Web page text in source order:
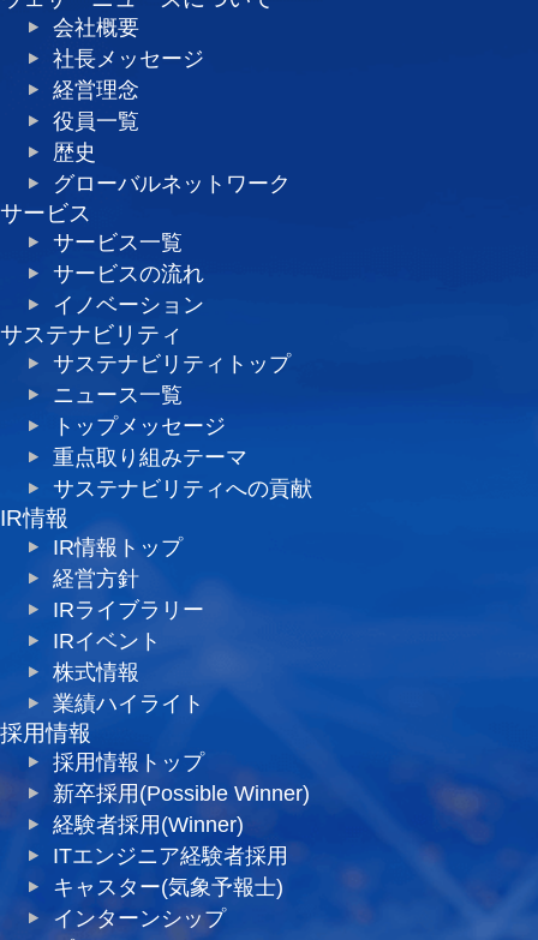
会社概要
社長メッセージ
経営理念
役員一覧
歴史
グローバルネットワーク
サービス
サービス一覧
サービスの流れ
イノベーション
サステナビリティ
サステナビリティトップ
ニュース一覧
トップメッセージ
重点取り組みテーマ
サステナビリティへの貢献
IR情報
IR情報トップ
経営方針
IRライブラリー
IRイベント
株式情報
業績ハイライト
採用情報
採用情報トップ
新卒採用(Possible Winner)
経験者採用(Winner)
ITエンジニア経験者採用
キャスター(気象予報士)
インターンシップ